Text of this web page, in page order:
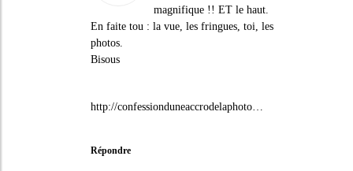
magnifique !! ET le haut.
En faite tou : la vue, les fringues, toi, les
photos.
Bisous
http://confessionduneaccrodelaphoto…
Répondre